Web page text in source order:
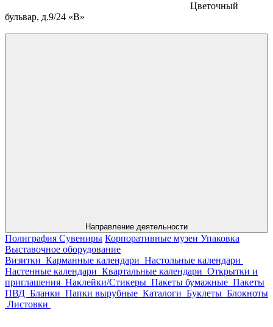
Цветочный
бульвар, д.9/24 «В»
Направление деятельности
Полиграфия Сувениры Корпоративные музеи Упаковка
Выставочное оборудование
Визитки Карманные календари Настольные календари
Настенные календари Квартальные календари Открытки и
приглашения Наклейки/Стикеры Пакеты бумажные Пакеты
ПВД Бланки Папки вырубные Каталоги Буклеты Блокноты
Листовки